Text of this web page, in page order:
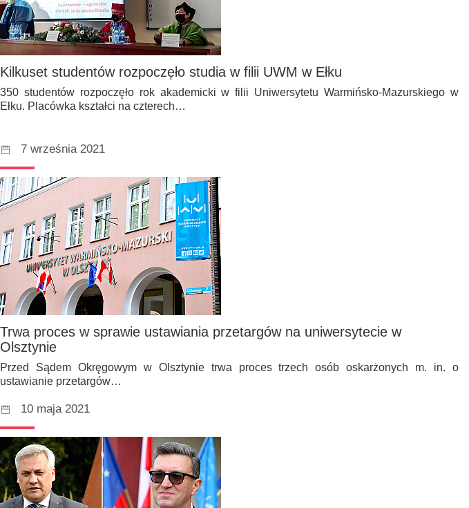
Kilkuset studentów rozpoczęło studia w filii UWM w Ełku
350 studentów rozpoczęło rok akademicki w filii Uniwersytetu Warmińsko-Mazurskiego w
Ełku. Placówka kształci na czterech…
7 września 2021
Trwa proces w sprawie ustawiania przetargów na uniwersytecie w
Olsztynie
Przed Sądem Okręgowym w Olsztynie trwa proces trzech osób oskarżonych m. in. o
ustawianie przetargów…
10 maja 2021